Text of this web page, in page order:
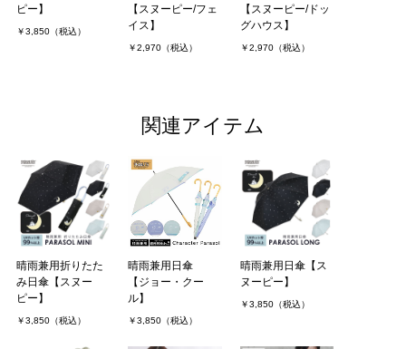
ピー】
￥3,850（税込）
【スヌーピー/フェ
イス】
￥2,970（税込）
【スヌーピー/ドッ
グハウス】
￥2,970（税込）
関連アイテム
晴雨兼用折りたた
み日傘【スヌー
ピー】
￥3,850（税込）
晴雨兼用日傘
【ジョー・クー
ル】
￥3,850（税込）
晴雨兼用日傘【ス
ヌーピー】
￥3,850（税込）